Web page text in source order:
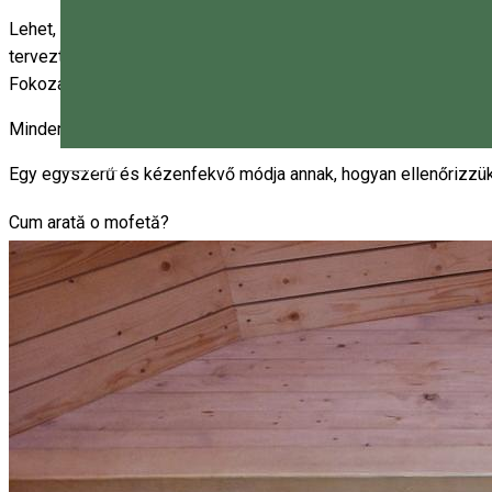
Magyar
Lehet, hogy azon tűnődik, hogy ez a felhalmozódás hogyan
tervezték, hogy az alsó rész gázja itt kerüljön felszínre.
Fokozatosan, szabályozható “gázfürdőkben” lehet
Minden mofetta gázszintjét erre szabott kijelzőkön mutatják.
Egy egyszerű és kézenfekvő módja annak, hogyan
Cum arată o mofetă?